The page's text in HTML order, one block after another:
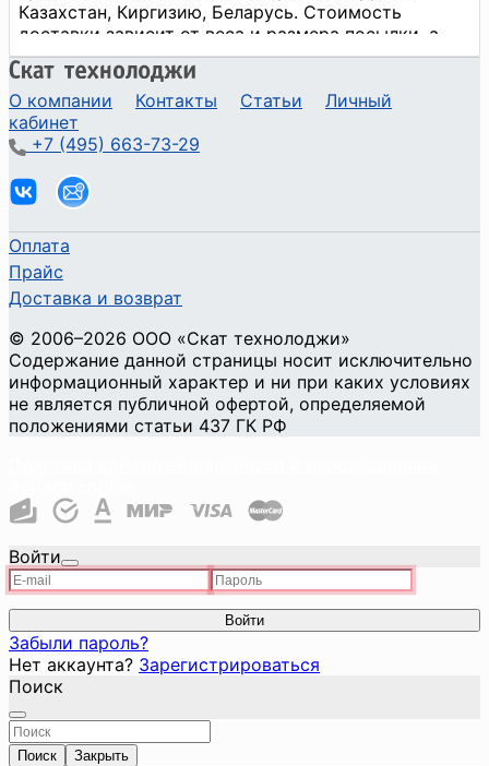
О компании Контакты Статьи
Личный
кабинет
+7 (495) 663-73-29
Оплата
Прайс
Доставка и возврат
© 2006–2026 ООО «Скат технолоджи»
Содержание данной страницы носит исключительно
информационный характер и ни при каких условиях
не является публичной офертой, определяемой
положениями статьи 437 ГК РФ
Войти
Войти
Забыли пароль?
Нет аккаунта? Зарегистрироваться
Поиск
Поиск Закрыть